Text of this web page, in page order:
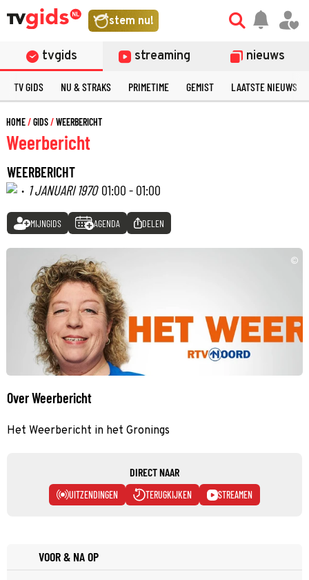
stem nu!
tvgids streaming nieuws
TV GIDS NU & STRAKS PRIMETIME GEMIST LAATSTE NIEUWS
HOME GIDS WEERBERICHT
Weerbericht
WEERBERICHT
· 1 JANUARI 1970 01:00 - 01:00
MIJNGIDS AGENDA DELEN
©
Over Weerbericht
Het Weerbericht in het Gronings
DIRECT NAAR
UITZENDINGEN TERUGKIJKEN STREAMEN
VOOR & NA OP